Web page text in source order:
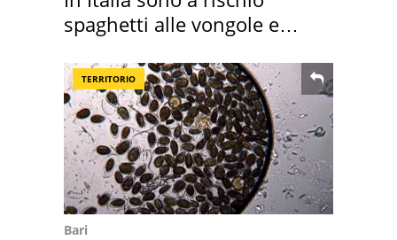
spaghetti alle vongole e
TERRITORIO
Bari